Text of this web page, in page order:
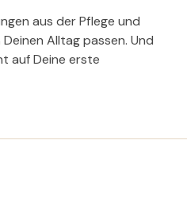
aus der Pflege und
Alltag passen. Und
auf Deine erste